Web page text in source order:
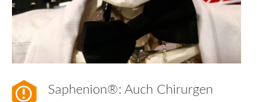
Saphenion®: Auch Chirurgen